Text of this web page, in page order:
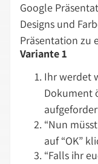
Google
Designs und
Präsentation zu
Variante 1
Ihr werdet
Dokument
“Nun
auf “OK”
“Falls ihr